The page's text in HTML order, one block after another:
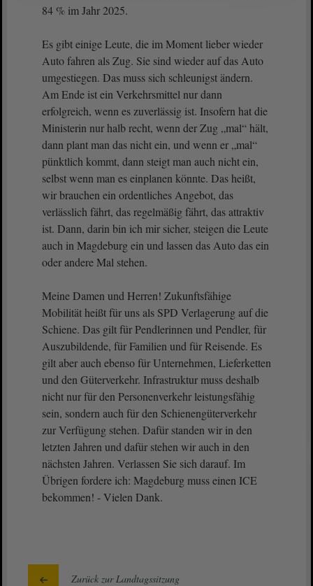
84 % im Jahr 2025.
Es gibt einige Leute, die im Moment lieber wieder
Auto fahren als Zug. Sie sind wieder auf das Auto
umgestiegen. Das muss sich schleunigst ändern.
Am Ende ist ein Verkehrsmittel nur dann
erfolgreich, wenn es zuverlässig ist. Insofern hat die
Ministerin nur halb recht, wenn der Zug „mal“ hält,
dann plant man das nicht ein, und wenn er „mal“
pünktlich kommt, dann steigt man auch nicht ein,
selbst wenn man es einplanen könnte. Das heißt,
wir brauchen ein ordentliches Angebot, das
verlässlich fährt, das regelmäßig fährt, das attraktiv
ist. Dann, darin bin ich mir sicher, steigen die Leute
auch in Magdeburg ein und lassen das Auto das ein
oder andere Mal stehen.
Meine Damen und Herren! Zukunftsfähige
Mobilität heißt für uns als SPD Verlagerung auf die
Schiene. Das gilt für Pendlerinnen und Pendler, für
Auszubildende, für Familien und für Reisende. Es
gilt aber auch ebenso für Unternehmen, Lieferketten
und den Güterverkehr. Infrastruktur muss deshalb
nicht nur für den Personenverkehr leistungsfähig
sein, sondern auch für den Schienengüterverkehr
zur Verfügung stehen. Dafür standen wir in den
letzten Jahren und dafür stehen wir auch in den
nächsten Jahren. Verlassen Sie sich darauf. Im
Übrigen fordere ich: Magdeburg muss einen ICE
bekommen! - Vielen Dank.
Zurück zur Landtagssitzung